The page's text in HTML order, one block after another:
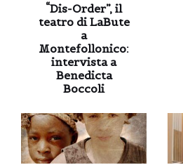
“Dis-Order”, il
teatro di LaBute
a
Montefollonico:
intervista a
Benedicta
Boccoli